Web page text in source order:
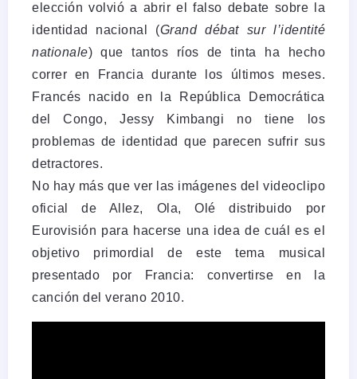
elección volvió a abrir el falso debate sobre la
identidad nacional (Grand débat sur l’identité
nationale) que tantos ríos de tinta ha hecho
correr en Francia durante los últimos meses.
Francés nacido en la República Democrática
del Congo, Jessy Kimbangi no tiene los
problemas de identidad que parecen sufrir sus
detractores.
No hay más que ver las imágenes del videoclipo
oficial de Allez, Ola, Olé distribuido por
Eurovisión para hacerse una idea de cuál es el
objetivo primordial de este tema musical
presentado por Francia: convertirse en la
canción del verano 2010.